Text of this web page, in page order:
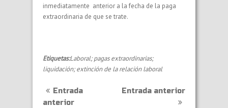
inmediatamente anterior a la fecha de la paga
extraordinaria de que se trate.
Etiquetas:Laboral; pagas extraordinarias;
liquidación; extinción de la relación laboral
Entrada
anterior
Entrada anterior